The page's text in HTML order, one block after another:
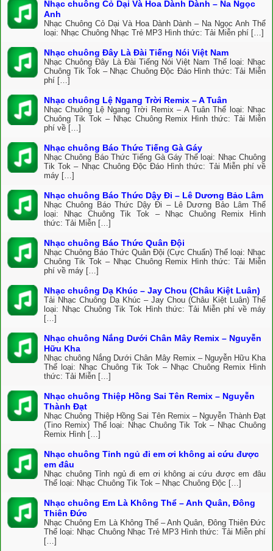
Nhạc chuông Cỏ Dại Và Hoa Dành Dành – Na Ngọc
Anh
Nhạc Chuông Cỏ Dại Và Hoa Dành Dành – Na Ngọc Anh Thể
loại: Nhạc Chuông Nhạc Trẻ MP3 Hình thức: Tải Miễn phí […]
Nhạc chuông Đây Là Đài Tiếng Nói Việt Nam
Nhạc Chuông Đây Là Đài Tiếng Nói Việt Nam Thể loại: Nhạc
Chuông Tik Tok – Nhạc Chuông Độc Đáo Hình thức: Tải Miễn
phí […]
Nhạc chuông Lệ Ngang Trời Remix – A Tuân
Nhạc Chuông Lệ Ngang Trời Remix – A Tuân Thể loại: Nhạc
Chuông Tik Tok – Nhạc Chuông Remix Hình thức: Tải Miễn
phí về […]
Nhạc chuông Báo Thức Tiếng Gà Gáy
Nhạc Chuông Báo Thức Tiếng Gà Gáy Thể loại: Nhạc Chuông
Tik Tok – Nhạc Chuông Độc Đáo Hình thức: Tải Miễn phí về
máy […]
Nhạc chuông Báo Thức Dậy Đi – Lê Dương Bảo Lâm
Nhạc Chuông Báo Thức Dậy Đi – Lê Dương Bảo Lâm Thể
loại: Nhạc Chuông Tik Tok – Nhạc Chuông Remix Hình
thức: Tải Miễn […]
Nhạc chuông Báo Thức Quân Đội
Nhạc Chuông Báo Thức Quân Đội (Cực Chuẩn) Thể loại: Nhạc
Chuông Tik Tok – Nhạc Chuông Remix Hình thức: Tải Miễn
phí về máy […]
Nhạc chuông Dạ Khúc – Jay Chou (Châu Kiệt Luân)
Tải Nhạc Chuông Dạ Khúc – Jay Chou (Châu Kiệt Luân) Thể
loại: Nhạc Chuông Tik Tok Hình thức: Tải Miễn phí về máy
[…]
Nhạc chuông Nắng Dưới Chân Mây Remix – Nguyễn
Hữu Kha
Nhạc chuông Nắng Dưới Chân Mây Remix – Nguyễn Hữu Kha
Thể loại: Nhạc Chuông Tik Tok – Nhạc Chuông Remix Hình
thức: Tải Miễn […]
Nhạc chuông Thiệp Hồng Sai Tên Remix – Nguyễn
Thành Đạt
Nhạc Chuông Thiệp Hồng Sai Tên Remix – Nguyễn Thành Đạt
(Tino Remix) Thể loại: Nhạc Chuông Tik Tok – Nhạc Chuông
Remix Hình […]
Nhạc chuông Tỉnh ngủ đi em ơi không ai cứu được
em đâu
Nhạc chuông Tỉnh ngủ đi em ơi không ai cứu được em đâu
Thể loại: Nhạc Chuông Tik Tok – Nhạc Chuông Độc […]
Nhạc chuông Em Là Không Thể – Anh Quân, Đông
Thiên Đức
Nhạc Chuông Em Là Không Thể – Anh Quân, Đông Thiên Đức
Thể loại: Nhạc Chuông Nhạc Trẻ MP3 Hình thức: Tải Miễn phí
[…]